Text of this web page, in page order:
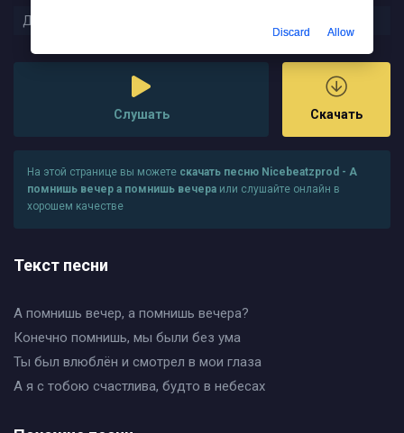
Дата релиза:
Слушать Скачать
На этой странице вы можете скачать песню Nicebeatzprod - А
помнишь вечер а помнишь вечера или слушайте онлайн в
хорошем качестве
Текст песни
А помнишь вечер, а помнишь вечера?
Конечно помнишь, мы были без ума
Ты был влюблён и смотрел в мои глаза
А я с тобою счастлива, будто в небесах
Discard Allow